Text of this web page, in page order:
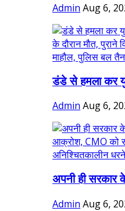
Admin Aug 6,
डंडे से हमला कर
Admin Aug 6,
अपनी ही सरकार
Admin Aug 6,